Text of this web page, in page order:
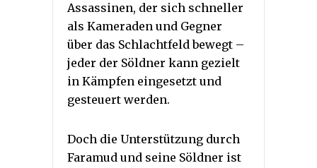
Assassinen, der sich schneller
als Kameraden und Gegner
über das Schlachtfeld bewegt –
jeder der Söldner kann gezielt
in Kämpfen eingesetzt und
gesteuert werden.
Doch die Unterstützung durch
Faramud und seine Söldner ist